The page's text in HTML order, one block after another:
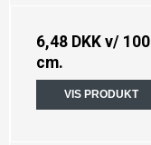
6,48 DKK v/ 100
cm.
VIS PRODUKT